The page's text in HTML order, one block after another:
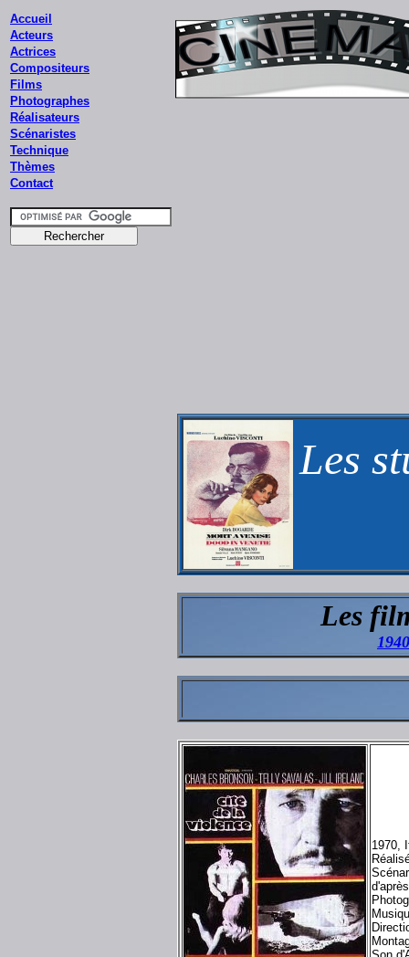
Accueil
Acteurs
Actrices
Compositeurs
Films
Photographes
Réalisateurs
Scénaristes
Technique
Thèmes
Contact
Les
Les
1940
1970,